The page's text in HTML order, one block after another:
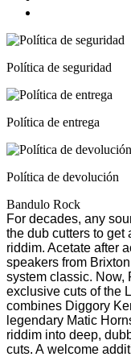
Política de seguridad
Política de entrega
Política de devolución
Bandulo Rock
For decades, any
the dub cutters to get
riddim. Acetate after
speakers from
system classic. Now,
exclusive cuts of the
combines Diggory
legendary Matic
riddim into deep,
cuts. A welcome